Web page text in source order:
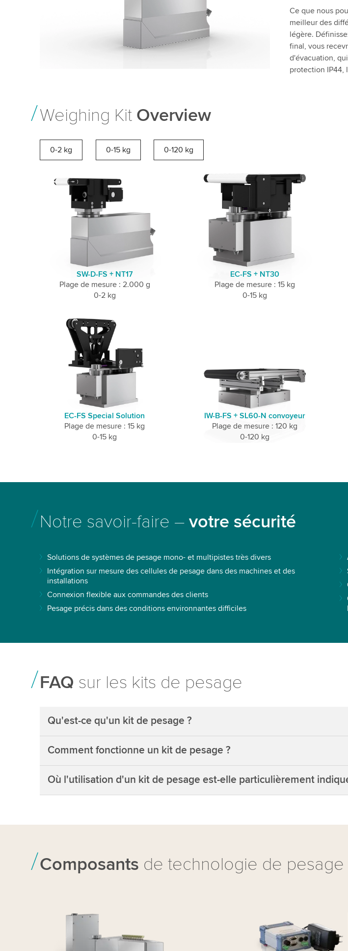
Ce que nous
meilleur des
légère.
final, vous
d'évacuation,
protection IP44,
Weighing Kit Overview
0-2 kg 0-15 kg 0-120 kg
SW-D-FS + NT17
Plage de mesure : 2.000 g
0-2 kg
EC-FS + NT30
Plage de mesure : 15 kg
0-15 kg
EC-FS Special Solution
Plage de mesure : 15 kg
0-15 kg
IW-B-FS + SL60-N convoyeur
Plage de mesure : 120 kg
0-120 kg
Notre savoir-faire – votre sécurité
Solutions de systèmes de pesage mono- et multipistes très divers
Intégration sur mesure des cellules de pesage dans des machines et des
installations
Connexion flexible aux commandes des clients
Pesage précis dans des conditions environnantes difficiles
FAQ sur les kits de pesage
Qu'est-ce qu'un kit de pesage ?
Comment fonctionne un kit de pesage ?
Où l'utilisation d'un kit de pesage est-elle particulièrement
Composants de technologie de pesage